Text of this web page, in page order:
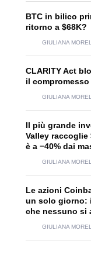
BTC in bilico
ritorno a $68K?
GIULIANA
CLARITY Act
il
GIULIANA
Il più grande
Valley
è a −40% dai
GIULIANA
Le azioni
un solo giorno:
che nessuno si
GIULIANA